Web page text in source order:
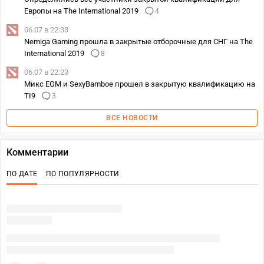
Европы на The International 2019
4
06.07 в 22:33
Nemiga Gaming прошла в закрытые отборочные для СНГ на The
International 2019
8
06.07 в 22:23
Микс EGM и SexyBamboe прошел в закрытую квалификацию на
TI9
3
ВСЕ НОВОСТИ
Комментарии
ПО ДАТЕ ПО ПОПУЛЯРНОСТИ